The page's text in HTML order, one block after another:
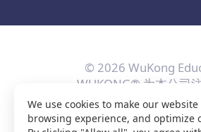
© 2026 WuKong
WUKONG® 为本公司
用户协议隐私条款Cookie
We use cookies to make our
browsing experience, and optimize